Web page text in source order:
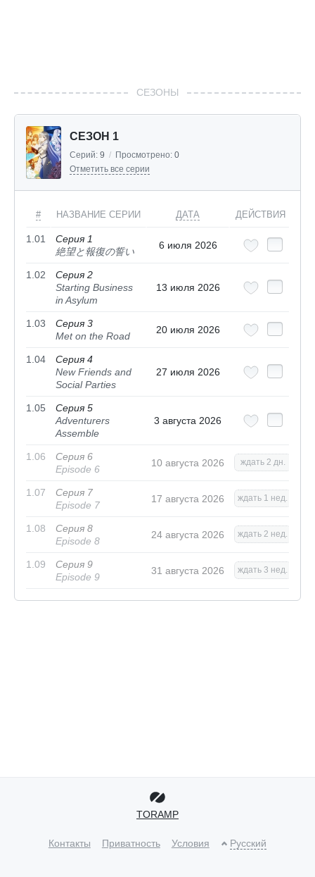
СЕЗОНЫ
СЕЗОН 1
Серий: 9 / Просмотрено: 0
Отметить все серии
# НАЗВАНИЕ СЕРИИ ДАТА ДЕЙСТВИЯ
1.01
Серия 1
絶望と報復の誓い
6 июля 2026
1.02
Серия 2
Starting Business
in Asylum
13 июля 2026
1.03
Серия 3
Met on the Road
20 июля 2026
1.04
Серия 4
New Friends and
Social Parties
27 июля 2026
1.05
Серия 5
Adventurers
Assemble
3 августа 2026
1.06
Серия 6
Episode 6
10 августа 2026 ждать 2 дн.
1.07
Серия 7
Episode 7
17 августа 2026 ждать 1 нед.
1.08
Серия 8
Episode 8
24 августа 2026 ждать 2 нед.
1.09
Серия 9
Episode 9
31 августа 2026 ждать 3 нед.
TORAMP
Контакты Приватность Условия Русский